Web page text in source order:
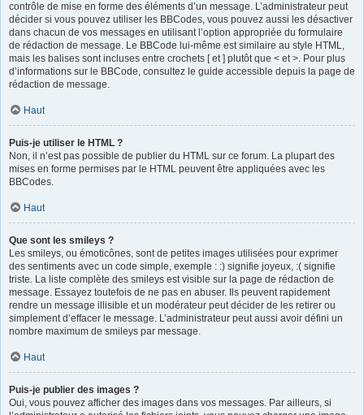
contrôle de mise en forme des éléments d’un message. L’administrateur peut
décider si vous pouvez utiliser les BBCodes, vous pouvez aussi les désactiver
dans chacun de vos messages en utilisant l’option appropriée du formulaire
de rédaction de message. Le BBCode lui-même est similaire au style HTML,
mais les balises sont incluses entre crochets [ et ] plutôt que < et >. Pour plus
d’informations sur le BBCode, consultez le guide accessible depuis la page de
rédaction de message.
Haut
Puis-je utiliser le HTML ?
Non, il n’est pas possible de publier du HTML sur ce forum. La plupart des
mises en forme permises par le HTML peuvent être appliquées avec les
BBCodes.
Haut
Que sont les smileys ?
Les smileys, ou émoticônes, sont de petites images utilisées pour exprimer
des sentiments avec un code simple, exemple : :) signifie joyeux, :( signifie
triste. La liste complète des smileys est visible sur la page de rédaction de
message. Essayez toutefois de ne pas en abuser. Ils peuvent rapidement
rendre un message illisible et un modérateur peut décider de les retirer ou
simplement d’effacer le message. L’administrateur peut aussi avoir défini un
nombre maximum de smileys par message.
Haut
Puis-je publier des images ?
Oui, vous pouvez afficher des images dans vos messages. Par ailleurs, si